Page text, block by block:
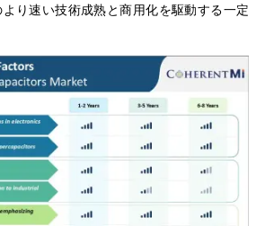
り速い技術成熟と商用化を駆動する一定